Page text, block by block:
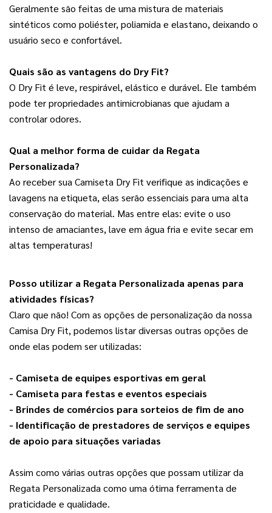
Geralmente são feitas de uma mistura de materiais
sintéticos como poliéster, poliamida e elastano, deixando o
usuário seco e confortável.
Quais são as vantagens do Dry Fit?
O Dry Fit é leve, respirável, elástico e durável. Ele também
pode ter propriedades antimicrobianas que ajudam a
controlar odores.
Qual a melhor forma de cuidar da Regata
Personalizada?
Ao receber sua Camiseta Dry Fit verifique as indicações e
lavagens na etiqueta, elas serão essenciais para uma alta
conservação do material. Mas entre elas: evite o uso
intenso de amaciantes, lave em água fria e evite secar em
altas temperaturas!
Posso utilizar a Regata Personalizada apenas para
atividades físicas?
Claro que não! Com as opções de personalização da nossa
Camisa Dry Fit, podemos listar diversas outras opções de
onde elas podem ser utilizadas:
- Camiseta de equipes esportivas em geral
- Camiseta para festas e eventos especiais
- Brindes de comércios para sorteios de fim de ano
- Identificação de prestadores de serviços e equipes
de apoio para situações variadas
Assim como várias outras opções que possam utilizar da
Regata Personalizada como uma ótima ferramenta de
praticidade e qualidade.